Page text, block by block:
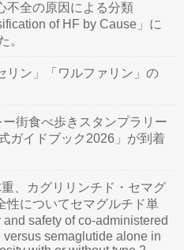
不全の原因による分類
of HF by Cause」に
。
リン」「ワルファリン」の
街食べ歩きスタンプラリー
ガイドブック2026」が到着
、カグリリンチド・セマグ
性についてセマグルチド単
safety of co-administered
semaglutide alone in